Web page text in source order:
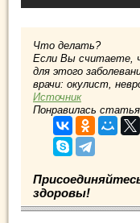
Что делать?
Если Вы считаете,
для этого
врачи: окулист,
Источник
Понравилась
здоровы!